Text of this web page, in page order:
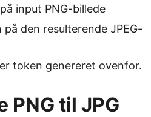
input PNG-billede
på den resulterende JPEG-
token genereret ovenfor.
PNG til JPG